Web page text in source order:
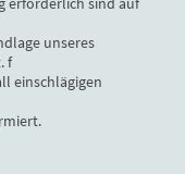
unseres
f
einschlägigen